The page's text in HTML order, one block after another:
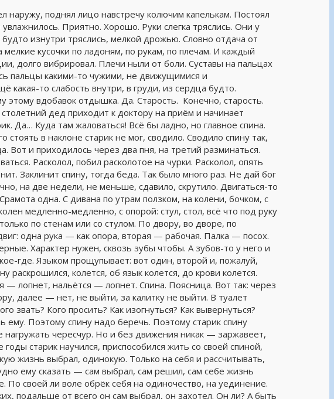
наружу, поднял лицо навстречу колючим капелькам. Постоял
Приятно. Хорошо. Руки слегка тряслись. Они у
будто изнутри тряслись, мелкой дрожью. Словно отдача от
мелкие кусочки по ладоням, по рукам, по плечам. И каждый
долго вибрировал. Плечи ныли от боли. Суставы на пальцах
пальцы какими-то чужими, не движущимися и
то слабость внутри, в груди, из сердца будто.
этому вдобавок отдышка. Да. Старость. Конечно, старость.
дед приходит к доктору на приём и начинает
Да… Куда там жаловаться! Всё бы ладно, но главное спина.
стоять в наклоне старик не мог, сводило. Сводило спину так,
Вот и приходилось через два пня, на третий разминаться.
Расколол, побил расколотое на чурки. Расколол, опять
Заклинит спину, тогда беда. Так было много раз. Не дай бог
на две недели, не меньше, сдавило, скрутило. Двигаться-то
одна. С дивана по утрам ползком, на колени, бочком, с
медленно-медленно, с опорой: стул, стол, всё что под руку
по стенам или со стулом. По двору, во дворе, по
одна рука — как опора, вторая — рабочая. Палка — посох.
Характер нужен, сквозь зубы чтобы. А зубов-то у него и
где. Языком прощупывает: вот один, второй и, пожалуй,
колется, об язык колется, до крови колется.
— лопнет, нальётся — лопнет. Спина. Поясница. Вот так: через
далее — нет, не выйти, за калитку не выйти. В туалет
звать? Кого просить? Как изогнуться? Как вывернуться?
Поэтому спину надо беречь. Поэтому старик спину
чересчур. Но и без движения никак — заржавеет,
старик научился, приспособился жить со своей спиной,
жизнь выбрал, одинокую. Только на себя и рассчитывать,
ему сказать — сам выбрал, сам решил, сам себе жизнь
По своей ли воле обрёк себя на одиночество, на уединение.
подальше от всего он сам выбрал, он захотел. Он ли? А быть